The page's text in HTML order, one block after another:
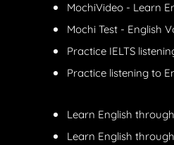
MochiVideo - Learn
Mochi Test - English
Practice IELTS
Practice listening to
Learn English
Learn English